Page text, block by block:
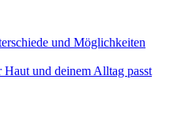
und Möglichkeiten
Haut und deinem Alltag passt